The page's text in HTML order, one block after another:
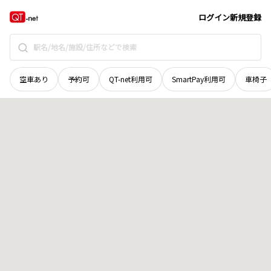
ログイン新規登録
空車あり 予約可 QT-net利用可 SmartPay利用可 車椅子
京都府 地域選択で探す